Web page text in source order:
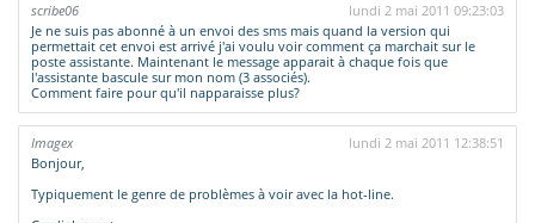
scribe06
lundi 2 mai 2011 09:23:03
Je ne suis pas abonné à un envoi des sms mais quand la version qui
permettait cet envoi est arrivé j'ai voulu voir comment ça marchait sur le
poste assistante. Maintenant le message apparait à chaque fois que
l'assistante bascule sur mon nom (3 associés).
Comment faire pour qu'il napparaisse plus?
Imagex
lundi 2 mai 2011 12:38:51
Bonjour,
Typiquement le genre de problèmes à voir avec la hot-line.